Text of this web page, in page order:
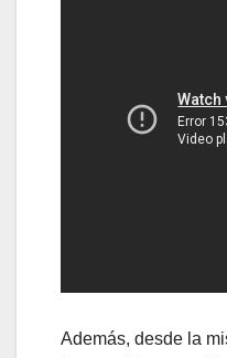
Además, desde la